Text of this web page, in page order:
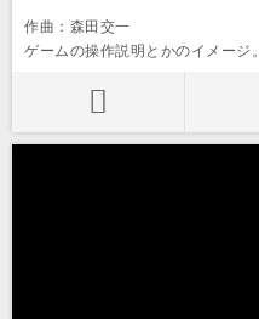
作曲：森田交一
ゲームの操作説明とかのイメージ。